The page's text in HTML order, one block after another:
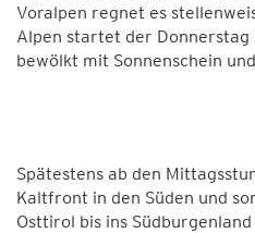
Voralpen regnet es
Alpen startet der
bewölkt mit Sonnenschein
Spätestens ab den
Kaltfront in den Süden und
Osttirol bis ins